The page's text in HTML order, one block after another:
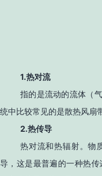
1.热对流
指的是流动的流体（
统中比较常见的是散热风扇
2.热传导
热对流和热辐射。物
导，这是最普遍的一种热传